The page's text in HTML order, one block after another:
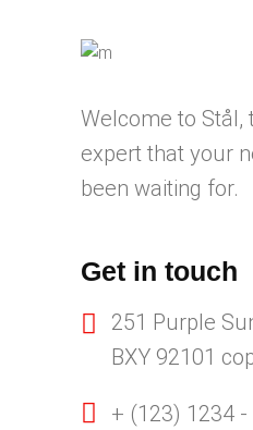
Welcome to Stål,
expert that your
been waiting for.
Get in touch
251 Purple
BXY 92101
+ (123) 1234 -